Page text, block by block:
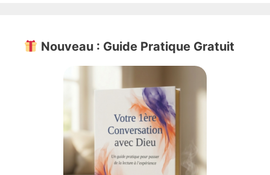
Nouveau : Guide Pratique Gratuit